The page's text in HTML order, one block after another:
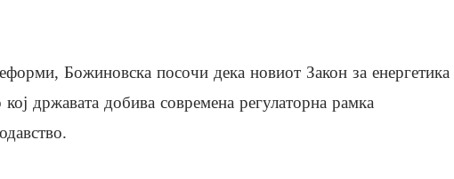
Божиновска посочи дека новиот Закон за енергетика
државата добива современа регулаторна рамка